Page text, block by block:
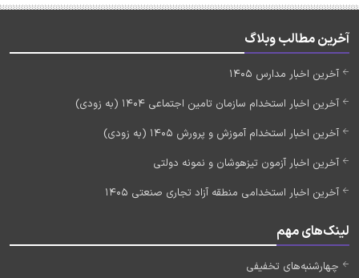
آخرین مطالب وبلاگ
آخرین اخبار مدارس 1405
آخرین اخبار استخدام سازمان تامین اجتماعی 1404 (به زودی)
آخرین اخبار استخدام آموزش و پرورش 1405 (به زودی)
آخرین اخبار آزمون تیزهوشان و نمونه دولتی
آخرین اخبار استخدامی منطقه آزاد تجاری صنعتی 1405
لینک‌های مهم
چهارشنبه‌های تخفیفی